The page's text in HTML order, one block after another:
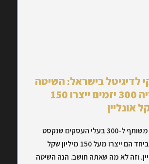
לדיגיטל בישראל: השיטה
שמאחוריה 300 יזמים ייצרו 150
אונליין
יש דבר אחד משותף ל-300 בעלי העסקים שנקסט
לבל ליוותה. ביחד הם ייצרו מעל 150 מיליון שקל
וזה לא מה שאתה חושב. הנה השיטה